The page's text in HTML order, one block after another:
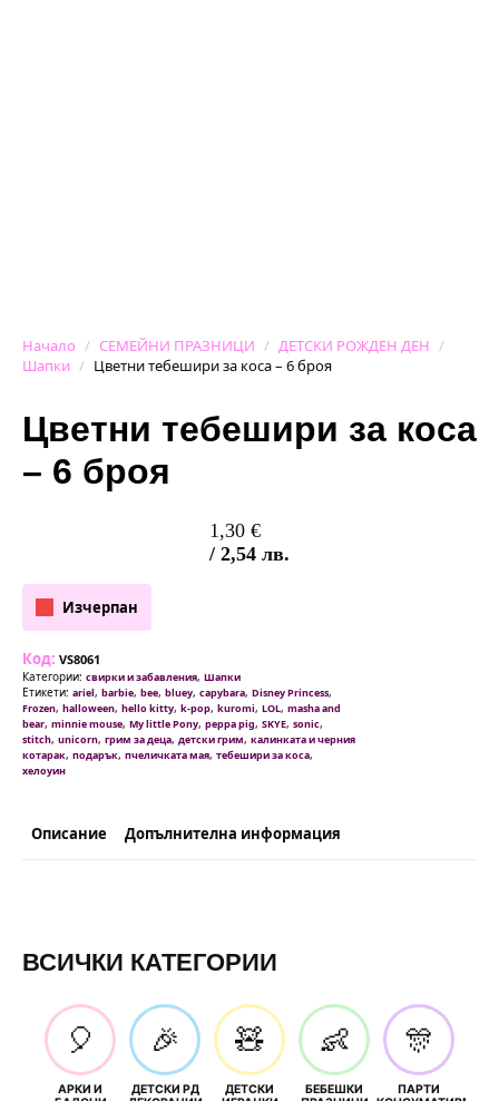
Начало СЕМЕЙНИ ПРАЗНИЦИ
ДЕТСКИ РОЖДЕН ДЕН
Шапки
Цветни тебешири за коса – 6 броя
Цветни тебешири за коса
– 6 броя
1,30 €
/ 2,54 лв.
Изчерпан
Код: VS8061
Категории: свирки и забавления, Шапки
Етикети: ariel, barbie, bee, bluey, capybara, Disney Princess,
Frozen, halloween, hello kitty, k-pop, kuromi, LOL, masha and
bear, minnie mouse, My little Pony, peppa pig, SKYE, sonic,
stitch, unicorn, грим за деца, детски грим, калинката и черния
котарак, подарък, пчеличката мая, тебешири за коса,
хелоуин
Описание Допълнителна информация
ВСИЧКИ КАТЕГОРИИ
🎈
АРКИ И
🎉
ДЕТСКИ РД
🧸
ДЕТСКИ
👶
БЕБЕШКИ
🎊
ПАРТИ